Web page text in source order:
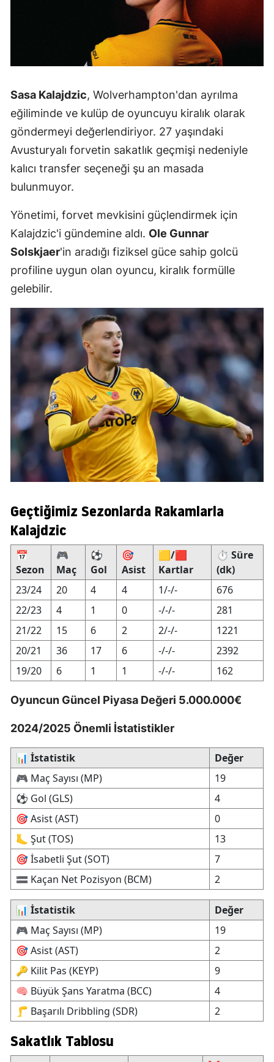
Sasa Kalajdzic, Wolverhampton'dan ayrılma
eğiliminde ve kulüp de oyuncuyu kiralık olarak
göndermeyi değerlendiriyor. 27 yaşındaki
Avusturyalı forvetin sakatlık geçmişi nedeniyle
kalıcı transfer seçeneği şu an masada
bulunmuyor.
Yönetimi, forvet mevkisini güçlendirmek için
Kalajdzic'i gündemine aldı. Ole Gunnar
Solskjaer'in aradığı fiziksel güce sahip golcü
profiline uygun olan oyuncu, kiralık formülle
gelebilir.
Geçtiğimiz Sezonlarda Rakamlarla
Kalajdzic
📅
Sezon
🎮
Maç
⚽
Gol
🎯
Asist
🟨/🟥
Kartlar
⏱️ Süre
(dk)
23/24
20 4 4 1/-/-
676
22/23
4 1 0 -/-/-
281
21/22
15 6 2 2/-/-
1221
20/21
36 17 6 -/-/-
2392
19/20
6 1 1 -/-/- 162
Oyuncun Güncel Piyasa Değeri 5.000.000€
2024/2025 Önemli İstatistikler
📊 İstatistik
Değer
🎮 Maç Sayısı (MP)
19
⚽ Gol (GLS)
4
🎯 Asist (AST)
0
🦶 Şut (TOS)
13
🎯 İsabetli Şut (SOT)
7
🟰 Kaçan Net Pozisyon (BCM)
2
📊 İstatistik
Değer
🎮 Maç Sayısı (MP)
19
🎯 Asist (AST)
2
🔑 Kilit Pas (KEYP)
9
🧠 Büyük Şans Yaratma (BCC)
4
🦵 Başarılı Dribbling (SDR)
2
Sakatlık Tablosu